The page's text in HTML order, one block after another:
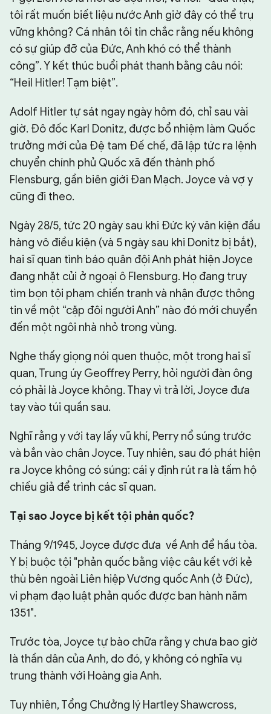
tôi rất muốn biết liệu nước Anh giờ đây có thể trụ
vững không? Cá nhân tôi tin chắc rằng nếu không
có sự giúp đỡ của Đức, Anh khó có thể thành
công”. Y kết thúc buổi phát thanh bằng câu nói:
“Heil Hitler! Tạm biệt”.
Adolf Hitler tự sát ngay ngày hôm đó, chỉ sau vài
giờ. Đô đốc Karl Donitz, được bổ nhiệm làm Quốc
trưởng mới của Đệ tam Đế chế, đã lập tức ra lệnh
chuyển chính phủ Quốc xã đến thành phố
Flensburg, gần biên giới Đan Mạch. Joyce và vợ y
cũng đi theo.
Ngày 28/5, tức 20 ngày sau khi Đức ký văn kiện đầu
hàng vô điều kiện (và 5 ngày sau khi Donitz bị bắt),
hai sĩ quan tình báo quân đội Anh phát hiện Joyce
đang nhặt củi ở ngoại ô Flensburg. Họ đang truy
tìm bọn tội phạm chiến tranh và nhận được thông
tin về một “cặp đôi người Anh” nào đó mới chuyển
đến một ngôi nhà nhỏ trong vùng.
Nghe thấy giọng nói quen thuộc, một trong hai sĩ
quan, Trung úy Geoffrey Perry, hỏi người đàn ông
có phải là Joyce không. Thay vì trả lời, Joyce đưa
tay vào túi quần sau.
Nghĩ rằng y với tay lấy vũ khí, Perry nổ súng trước
và bắn vào chân Joyce. Tuy nhiên, sau đó phát hiện
ra Joyce không có súng: cái y định rút ra là tấm hộ
chiếu giả để trình các sĩ quan.
Tại sao Joyce bị kết tội phản quốc?
Tháng 9/1945, Joyce được đưa về Anh để hầu tòa.
Y bị buộc tội "phản quốc bằng việc câu kết với kẻ
thù bên ngoài Liên hiệp Vương quốc Anh (ở Đức),
vi phạm đạo luật phản quốc được ban hành năm
1351".
Trước tòa, Joyce tự bào chữa rằng y chưa bao giờ
là thần dân của Anh, do đó, y không có nghĩa vụ
trung thành với Hoàng gia Anh.
Tuy nhiên, Tổng Chưởng lý Hartley Shawcross,